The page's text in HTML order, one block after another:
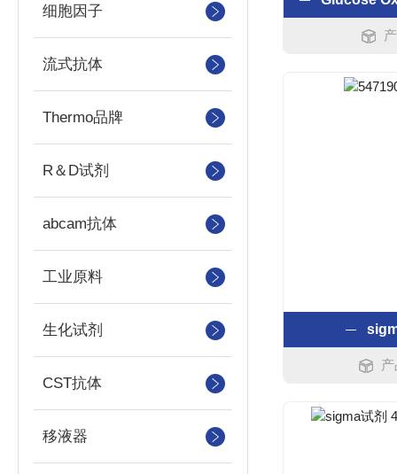
细胞因子
流式抗体
Thermo品牌
R＆D试剂
abcam抗体
工业原料
生化试剂
CST抗体
移液器